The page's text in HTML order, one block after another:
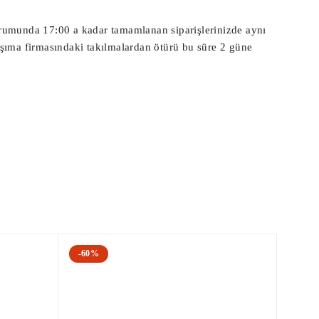
Kutusu|Çıkma Sigorta Tablası|
Beyni|
17:00 a kadar tamamlanan siparişlerinizde aynı
firmasındaki takılmalardan ötürü bu süre 2 güne
-60%